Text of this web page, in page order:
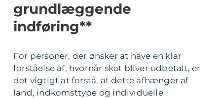
grundlæggende
indføring**
For personer, der ønsker at have en klar
forståelse af, hvornår skat bliver udbetalt, er
det vigtigt at forstå, at dette afhænger af
land, indkomsttype og individuelle